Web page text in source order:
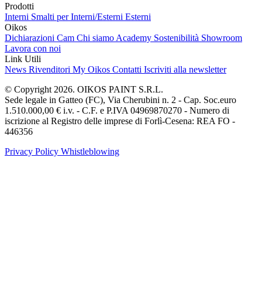
Prodotti
Interni Smalti per Interni/Esterni Esterni
Oikos
Dichiarazioni Cam Chi siamo Academy Sostenibilità Showroom
Lavora con noi
Link Utili
News Rivenditori My Oikos Contatti Iscriviti alla newsletter
© Copyright 2026. OIKOS PAINT S.R.L.
Sede legale in Gatteo (FC), Via Cherubini n. 2 - Cap. Soc.euro
1.510.000,00 € i.v. - C.F. e P.IVA 04969870270 - Numero di
iscrizione al Registro delle imprese di Forlì-Cesena: REA FO -
446356
Privacy Policy Whistleblowing